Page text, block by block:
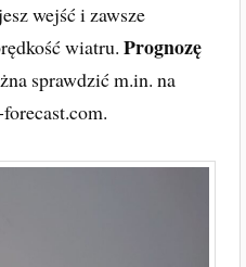
wejść i zawsze
wiatru. Prognozę
sprawdzić m.in. na